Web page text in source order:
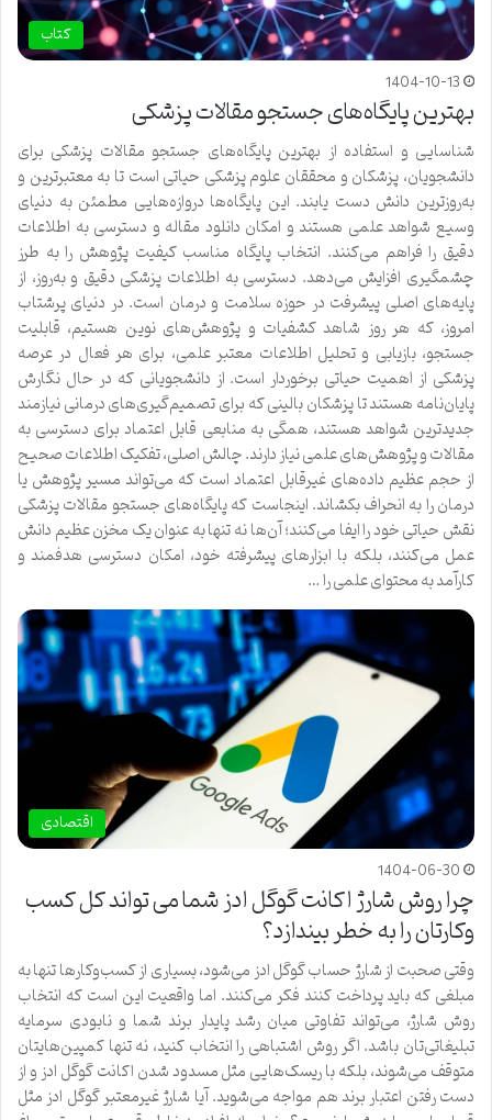
کتاب
1404-10-13
بهترین پایگاه‌های جستجو مقالات پزشکی
شناسایی و استفاده از بهترین پایگاه‌های جستجو مقالات پزشکی برای
دانشجویان، پزشکان و محققان علوم پزشکی حیاتی است تا به معتبرترین و
به‌روزترین دانش دست یابند. این پایگاه‌ها دروازه‌هایی مطمئن به دنیای
وسیع شواهد علمی هستند و امکان دانلود مقاله و دسترسی به اطلاعات
دقیق را فراهم می‌کنند. انتخاب پایگاه مناسب کیفیت پژوهش را به طرز
چشمگیری افزایش می‌دهد. دسترسی به اطلاعات پزشکی دقیق و به‌روز، از
پایه‌های اصلی پیشرفت در حوزه سلامت و درمان است. در دنیای پرشتاب
امروز، که هر روز شاهد کشفیات و پژوهش‌های نوین هستیم، قابلیت
جستجو، بازیابی و تحلیل اطلاعات معتبر علمی، برای هر فعال در عرصه
پزشکی از اهمیت حیاتی برخوردار است. از دانشجویانی که در حال نگارش
پایان‌نامه هستند تا پزشکان بالینی که برای تصمیم‌گیری‌های درمانی نیازمند
جدیدترین شواهد هستند، همگی به منابعی قابل اعتماد برای دسترسی به
مقالات و پژوهش‌های علمی نیاز دارند. چالش اصلی، تفکیک اطلاعات صحیح
از حجم عظیم داده‌های غیرقابل اعتماد است که می‌تواند مسیر پژوهش یا
درمان را به انحراف بکشاند. اینجاست که پایگاه‌های جستجو مقالات پزشکی
نقش حیاتی خود را ایفا می‌کنند؛ آن‌ها نه تنها به عنوان یک مخزن عظیم دانش
عمل می‌کنند، بلکه با ابزارهای پیشرفته خود، امکان دسترسی هدفمند و
کارآمد به محتوای علمی را …
اقتصادی
1404-06-30
چرا روش شارژ اکانت گوگل ادز شما می تواند کل کسب
وکارتان را به خطر بیندازد؟
وقتی صحبت از شارژ حساب گوگل ادز می‌شود، بسیاری از کسب‌وکارها تنها به
مبلغی که باید پرداخت کنند فکر می‌کنند. اما واقعیت این است که انتخاب
روش شارژ، می‌تواند تفاوتی میان رشد پایدار برند شما و نابودی سرمایه
تبلیغاتی‌تان باشد. اگر روش اشتباهی را انتخاب کنید، نه تنها کمپین‌هایتان
متوقف می‌شوند، بلکه با ریسک‌هایی مثل مسدود شدن اکانت گوگل ادز و از
دست رفتن اعتبار برند هم مواجه می‌شوید. آیا شارژ غیرمعتبر گوگل ادز مثل